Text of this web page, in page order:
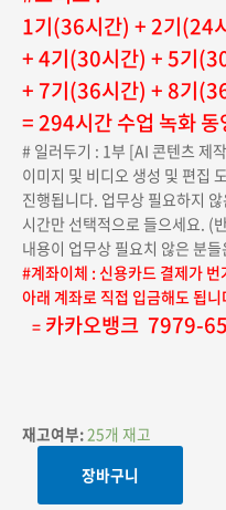
1기(36시간) + 2기(24
+ 4기(30시간) + 5기
+ 7기(36시간) + 8기
= 294시간 수업 녹화
# 일러두기 : 1부 [AI 콘텐츠 제
이미지 및 비디오 생성 및 편집
진행됩니다. 업무상 필요하지
시간만 선택적으로 들으세요. (
내용이 업무상 필요치 않은 분
#계좌이체 : 신용카드 결제가
아래 계좌로 직접 입금해도 됩니
= 카카오뱅크 7979-
재고여부:25개 재고
민앤초이스장바구니